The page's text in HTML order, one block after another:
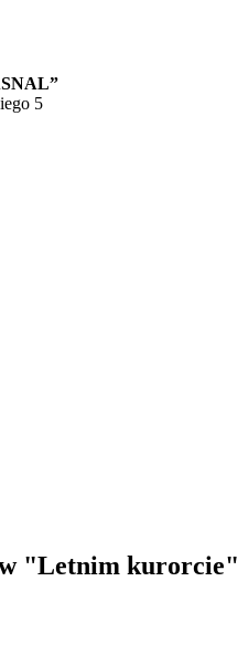
5
w "Letnim kurorcie"